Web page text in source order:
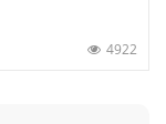
4922